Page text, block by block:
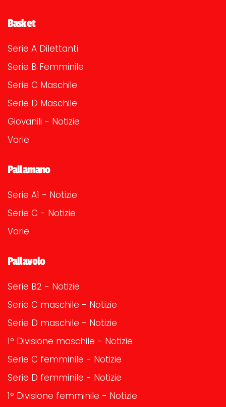
Basket
Serie A Dilettanti
Serie B Femminile
Serie C Maschile
Serie D Maschile
Giovanili - Notizie
Varie
Pallamano
Serie A1 - Notizie
Serie C - Notizie
Varie
Pallavolo
Serie B2 - Notizie
Serie C maschile - Notizie
Serie D maschile - Notizie
1° Divisione maschile - Notizie
Serie C femminile - Notizie
Serie D femminile - Notizie
1° Divisione femminile - Notizie